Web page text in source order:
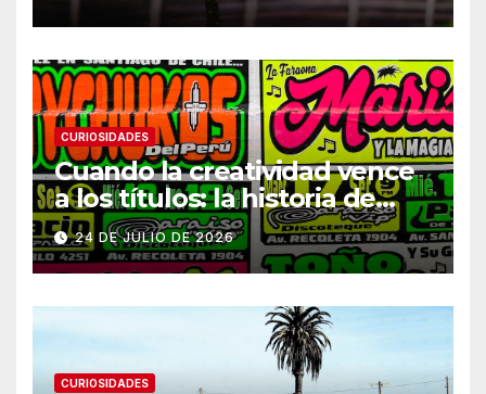
CURIOSIDADES
Cuando la creatividad vence
a los títulos: la historia de
Armani
24 DE JULIO DE 2026
CURIOSIDADES